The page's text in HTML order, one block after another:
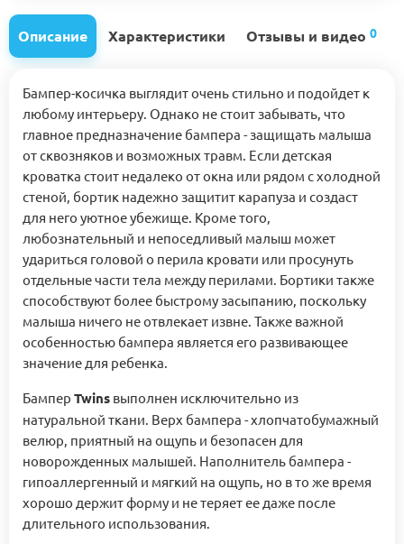
Описание Характеристики Отзывы и видео 0
Бампер-косичка выглядит очень стильно и подойдет к
любому интерьеру. Однако не стоит забывать, что
главное предназначение бампера - защищать малыша
от сквозняков и возможных травм. Если детская
кроватка стоит недалеко от окна или рядом с холодной
стеной, бортик надежно защитит карапуза и создаст
для него уютное убежище. Кроме того,
любознательный и непоседливый малыш может
удариться головой о перила кровати или просунуть
отдельные части тела между перилами. Бортики также
способствуют более быстрому засыпанию, поскольку
малыша ничего не отвлекает извне. Также важной
особенностью бампера является его развивающее
значение для ребенка.
Бампер Twins выполнен исключительно из
натуральной ткани. Верх бампера - хлопчатобумажный
велюр, приятный на ощупь и безопасен для
новорожденных малышей. Наполнитель бампера -
гипоаллергенный и мягкий на ощупь, но в то же время
хорошо держит форму и не теряет ее даже после
длительного использования.